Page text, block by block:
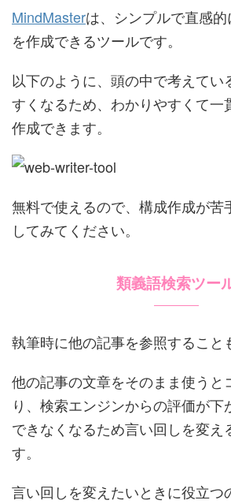
MindMasterは、シンプルで直感
を作成できるツールです。
以下のように、頭の中で考えてい
すくなるため、わかりやすくて一
作成できます。
無料で使えるので、構成作成が苦
してみてください。
類義語検索ツー
執筆時に他の記事を参照すること
他の記事の文章をそのまま使うと
り、検索エンジンからの評価が
できなくなるため言い回しを変え
す。
言い回しを変えたいときに役立つ